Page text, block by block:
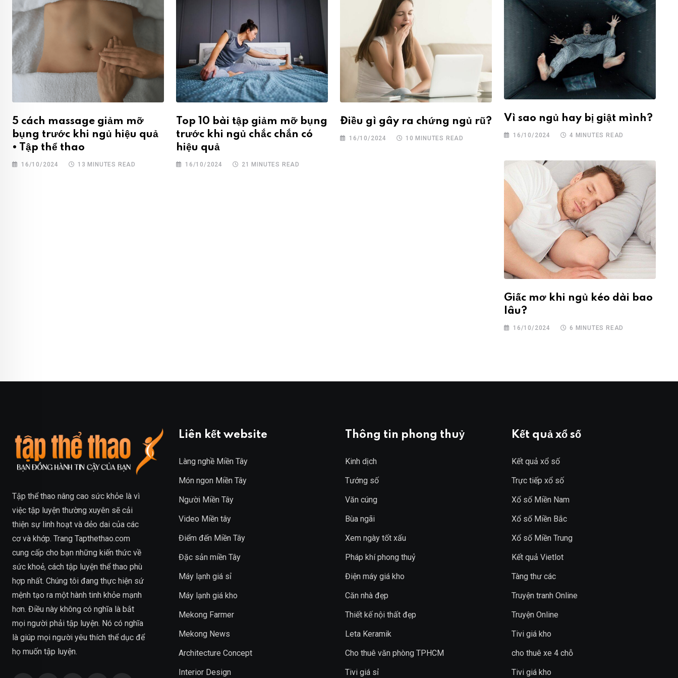
5 cách massage giảm mỡ
bụng trước khi ngủ hiệu quả
• Tập thể thao
16/10/2024 13 MINUTES READ
Top 10 bài tập giảm mỡ bụng
trước khi ngủ chắc chắn có
hiệu quả
16/10/2024 21 MINUTES READ
Điều gì gây ra chứng ngủ rũ?
16/10/2024 10 MINUTES READ
Vì sao ngủ hay bị giật mình?
16/10/2024 4 MINUTES READ
Giấc mơ khi ngủ kéo dài bao
lâu?
16/10/2024 6 MINUTES READ
Tập thể thao nâng cao sức khỏe là vì
việc tập luyện thường xuyên sẽ cải
thiện sự linh hoạt và dẻo dai của các
cơ và khớp. Trang Tapthethao.com
cung cấp cho bạn những kiến thức về
sức khoẻ, cách tập luyện thể thao phù
hợp nhất. Chúng tôi đang thực hiện sứ
mệnh tạo ra một hành tinh khỏe mạnh
hơn. Điều này không có nghĩa là bắt
mọi người phải tập luyện. Nó có nghĩa
là giúp mọi người yêu thích thể dục để
họ muốn tập luyện.
Liên kết website
Làng nghề Miền Tây
Món ngon Miền Tây
Người Miền Tây
Video Miền tây
Điểm đến Miền Tây
Đặc sản miền Tây
Máy lạnh giá sỉ
Máy lạnh giá kho
Mekong Farmer
Mekong News
Architecture Concept
Interior Design
Thông tin phong thuỷ
Kinh dịch
Tướng số
Văn cúng
Bùa ngãi
Xem ngày tốt xấu
Pháp khí phong thuỷ
Điện máy giá kho
Căn nhà đẹp
Thiết kế nội thất đẹp
Leta Keramik
Cho thuê văn phòng TPHCM
Tivi giá sỉ
Kết quả xổ số
Kết quả xổ số
Trực tiếp xổ số
Xổ số Miền Nam
Xổ số Miền Bắc
Xổ số Miền Trung
Kết quả Vietlot
Tàng thư các
Truyện tranh Online
Truyện Online
Tivi giá kho
cho thuê xe 4 chỗ
Tivi giá kho